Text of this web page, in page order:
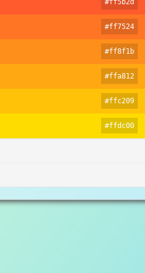
#ff5b2d
#ff7524
#ff8f1b
#ffa812
#ffc209
#ffdc00